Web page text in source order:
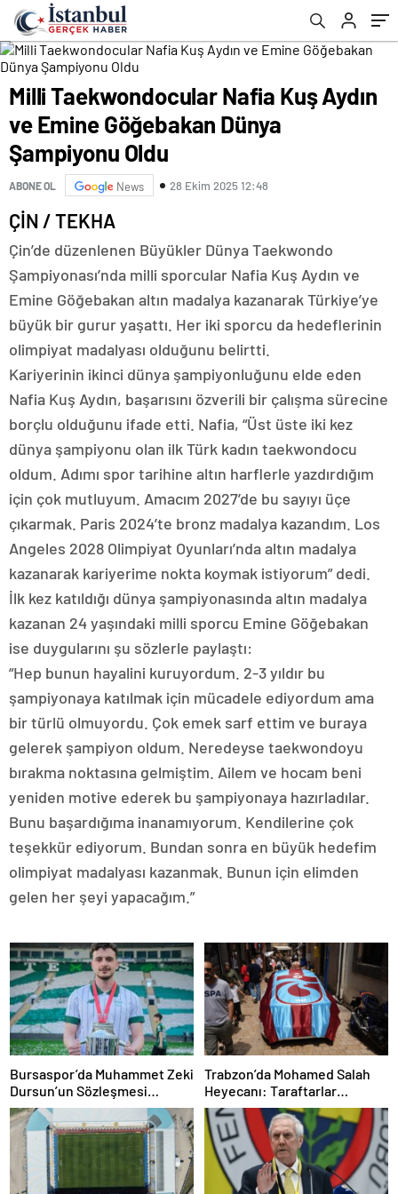
Milli Taekwondocular Nafia Kuş Aydın
ve Emine Göğebakan Dünya
Şampiyonu Oldu
ABONE OL News 28 Ekim 2025 12:48
ÇİN / TEKHA
Çin’de düzenlenen Büyükler Dünya Taekwondo
Şampiyonası’nda milli sporcular Nafia Kuş Aydın ve
Emine Göğebakan altın madalya kazanarak Türkiye’ye
büyük bir gurur yaşattı. Her iki sporcu da hedeflerinin
olimpiyat madalyası olduğunu belirtti.
Kariyerinin ikinci dünya şampiyonluğunu elde eden
Nafia Kuş Aydın, başarısını özverili bir çalışma sürecine
borçlu olduğunu ifade etti. Nafia, “Üst üste iki kez
dünya şampiyonu olan ilk Türk kadın taekwondocu
oldum. Adımı spor tarihine altın harflerle yazdırdığım
için çok mutluyum. Amacım 2027’de bu sayıyı üçe
çıkarmak. Paris 2024’te bronz madalya kazandım. Los
Angeles 2028 Olimpiyat Oyunları’nda altın madalya
kazanarak kariyerime nokta koymak istiyorum” dedi.
İlk kez katıldığı dünya şampiyonasında altın madalya
kazanan 24 yaşındaki milli sporcu Emine Göğebakan
ise duygularını şu sözlerle paylaştı:
“Hep bunun hayalini kuruyordum. 2-3 yıldır bu
şampiyonaya katılmak için mücadele ediyordum ama
bir türlü olmuyordu. Çok emek sarf ettim ve buraya
gelerek şampiyon oldum. Neredeyse taekwondoyu
bırakma noktasına gelmiştim. Ailem ve hocam beni
yeniden motive ederek bu şampiyonaya hazırladılar.
Bunu başardığıma inanamıyorum. Kendilerine çok
teşekkür ediyorum. Bundan sonra en büyük hedefim
olimpiyat madalyası kazanmak. Bunun için elimden
gelen her şeyi yapacağım.”
Bursaspor’da Muhammet Zeki
Dursun’un Sözleşmesi
Uzatıldı ve Boluspor’a
Kiralandı
Trabzon’da Mohamed Salah
Heyecanı: Taraftarlar
Mağazalara Akın Etti